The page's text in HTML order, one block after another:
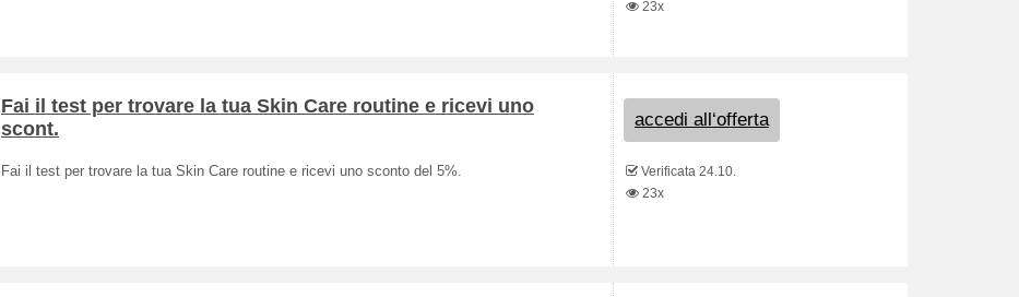
23x
Fai il test per trovare la tua Skin Care routine e ricevi uno
scont.
Fai il test per trovare la tua Skin Care routine e ricevi uno sconto del 5%.
accedi all‘offerta
Verificata 24.10.
23x